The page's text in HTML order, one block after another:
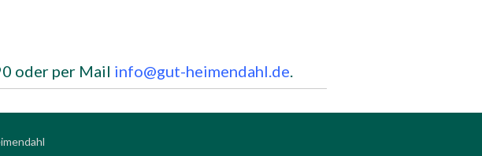
oder per Mail info@gut-heimendahl.de